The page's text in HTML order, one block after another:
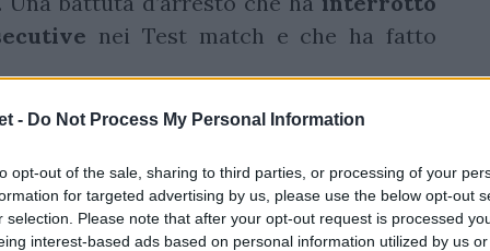
- Do Not Process My Personal Information
opt-out of the sale, sharing to third parties, or processing of your
for targeted advertising by us, please use the below opt-out
selection. Please note that after your opt-out request is processed
interest-based ads based on personal information utilized by us
nei Test match e che ha fatto
alle rivoluzioni,Steve Borthwick
sfida
lanciare un segnale forte dopo una
Partirà dal primo minutoHenry